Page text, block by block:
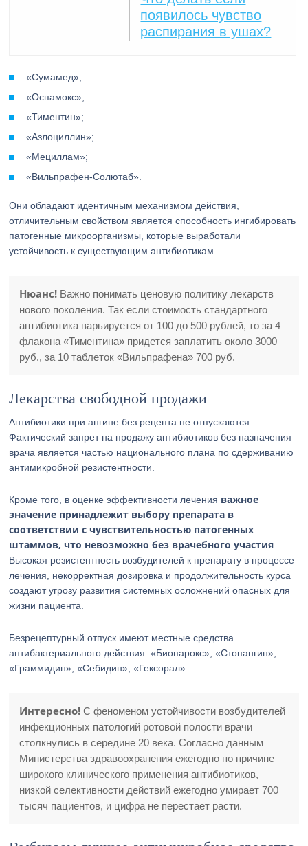
появилось чувство
распирания в ушах?
«Сумамед»;
«Оспамокс»;
«Тиментин»;
«Азлоциллин»;
«Мециллам»;
«Вильпрафен-Солютаб».
Они обладают идентичным механизмом действия,
отличительным свойством является способность ингибировать
патогенные микроорганизмы, которые выработали
устойчивость к существующим антибиотикам.
Нюанс! Важно понимать ценовую политику лекарств
нового поколения. Так если стоимость стандартного
антибиотика варьируется от 100 до 500 рублей, то за 4
флакона «Тиментина» придется заплатить около 3000
руб., за 10 таблеток «Вильпрафена» 700 руб.
Лекарства свободной продажи
Антибиотики при ангине без рецепта не отпускаются.
Фактический запрет на продажу антибиотиков без назначения
врача является частью национального плана по сдерживанию
антимикробной резистентности.
Кроме того, в оценке эффективности лечения важное
значение принадлежит выбору препарата в
соответствии с чувствительностью патогенных
штаммов, что невозможно без врачебного участия
Высокая резистентность возбудителей к препарату в процессе
лечения, некорректная дозировка и продолжительность курса
создают угрозу развития системных осложнений опасных для
жизни пациента.
Безрецептурный отпуск имеют местные средства
антибактериального действия: «Биопарокс», «Стопангин»,
«Граммидин», «Себидин», «Гексорал».
Интересно! С феноменом устойчивости возбудителей
инфекционных патологий ротовой полости врачи
столкнулись в середине 20 века. Согласно данным
Министерства здравоохранения ежегодно по причине
широкого клинического применения антибиотиков,
низкой селективности действий ежегодно умирает 700
тысяч пациентов, и цифра не перестает расти.